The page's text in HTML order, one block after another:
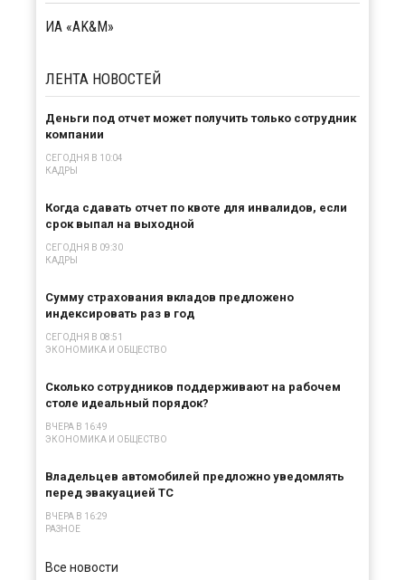
ИА «AK&M»
ЛЕНТА НОВОСТЕЙ
Деньги под отчет может получить только сотрудник
компании
СЕГОДНЯ В 10:04
КАДРЫ
Когда сдавать отчет по квоте для инвалидов, если
срок выпал на выходной
СЕГОДНЯ В 09:30
КАДРЫ
Сумму страхования вкладов предложено
индексировать раз в год
СЕГОДНЯ В 08:51
ЭКОНОМИКА И ОБЩЕСТВО
Сколько сотрудников поддерживают на рабочем
столе идеальный порядок?
ВЧЕРА В 16:49
ЭКОНОМИКА И ОБЩЕСТВО
Владельцев автомобилей предложно уведомлять
перед эвакуацией ТС
ВЧЕРА В 16:29
РАЗНОЕ
Все новости